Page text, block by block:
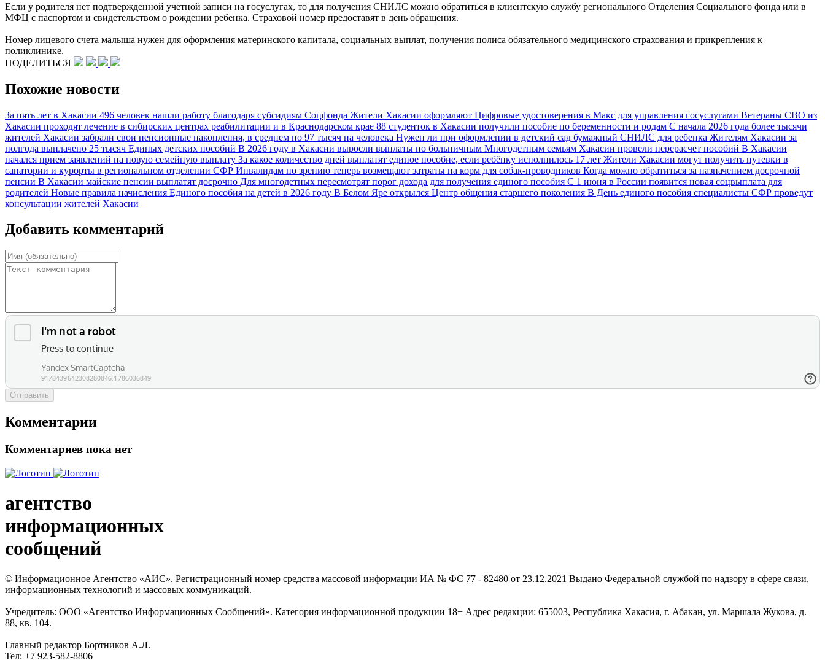
Если у родителя нет подтвержденной учетной записи на госуслугах, то для получения СНИЛС можно обратиться в клиентскую службу регионального Отделения Социального фонда или в
МФЦ с паспортом и свидетельством о рождении ребенка. Страховой номер предоставят в день обращения.
Номер лицевого счета малыша нужен для оформления материнского капитала, социальных выплат, получения полиса обязательного медицинского страхования и прикрепления к
поликлинике.
ПОДЕЛИТЬСЯ
Похожие новости
За пять лет в Хакасии 496 человек нашли работу благодаря субсидиям Соцфонда Жители Хакасии оформляют Цифровые удостоверения в Макс для управления госуслугами Ветераны СВО из
Хакасии проходят лечение в сибирских центрах реабилитации и в Краснодарском крае 88 студенток в Хакасии получили пособие по беременности и родам С начала 2026 года более тысячи
жителей Хакасии забрали свои пенсионные накопления, в среднем по 97 тысяч на человека Нужен ли при оформлении в детский сад бумажный СНИЛС для ребенка Жителям Хакасии за
полгода выплачено 25 тысяч Единых детских пособий В 2026 году в Хакасии выросли выплаты по больничным Многодетным семьям Хакасии провели перерасчет пособий В Хакасии
начался прием заявлений на новую семейную выплату За какое количество дней выплатят единое пособие, если ребёнку исполнилось 17 лет Жители Хакасии могут получить путевки в
санатории и курорты в региональном отделении СФР Инвалидам по зрению теперь возмещают затраты на корм для собак-проводников Когда можно обратиться за назначением досрочной
пенсии В Хакасии майские пенсии выплатят досрочно Для многодетных пересмотрят порог дохода для получения единого пособия С 1 июня в России появится новая соцвыплата для
родителей Новые правила начисления Единого пособия на детей в 2026 году В Белом Яре открылся Центр общения старшего поколения В День единого пособия специалисты СФР проведут
консультации жителей Хакасии
Добавить комментарий
Отправить
Комментарии
Комментариев пока нет
агентство
информационных
сообщений
© Информационное Агентство «АИС». Регистрационный номер средства массовой информации ИА № ФС 77 - 82480 от 23.12.2021 Выдано Федеральной службой по надзору в сфере связи,
информационных технологий и массовых коммуникаций.
Учредитель: ООО «Агентство Информационных Сообщений». Категория информационной продукции 18+ Адрес редакции: 655003, Республика Хакасия, г. Абакан, ул. Маршала Жукова, д.
88, кв. 104.
Главный редактор Бортников А.Л.
Тел: +7 923-582-8806